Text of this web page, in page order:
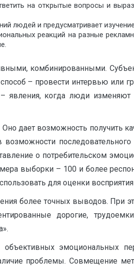
на открытые вопросы и
людей и предусматривает
реакций на разные
комбинированными.
– провести интервью или
явления, когда люди
дает возможность получить
последовательного
о потребительском
выборки – 100 и более
для оценки
более точных выводов. При
дорогие,
эмоциональных
проблемы. Совмещение